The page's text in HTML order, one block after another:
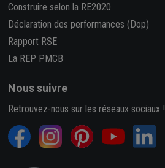
Construire selon la RE2020
Déclaration des performances (Dop)
Rapport RSE
La REP PMCB
Nous suivre
Retrouvez-nous sur les réseaux sociaux !